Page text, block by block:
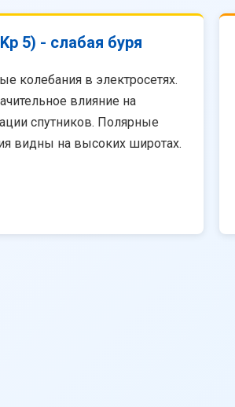
5) - слабая буря
колебания в электросетях.
влияние на
спутников. Полярные
видны на высоких широтах.